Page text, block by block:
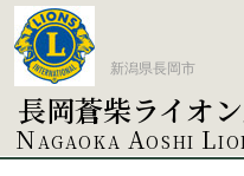
新潟県長岡市
長岡蒼柴ライオ
NAGAOKA AOSHI Lト